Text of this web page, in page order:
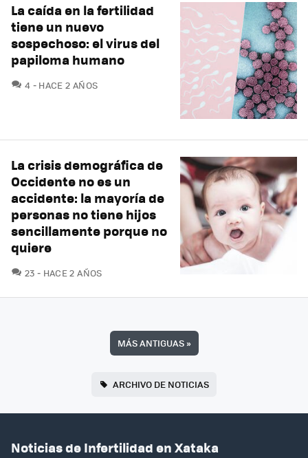
La caída en la fertilidad
tiene un nuevo
sospechoso: el virus del
papiloma humano
4 COMENTARIOS
HACE 2 AÑOS
La crisis demográfica de
Occidente no es un
accidente: la mayoría de
personas no tiene hijos
sencillamente porque no
quiere
23 COMENTARIOS
HACE 2 AÑOS
MÁS ANTIGUAS»
ARCHIVO DE NOTICIAS
Noticias de Infertilidad en Xataka